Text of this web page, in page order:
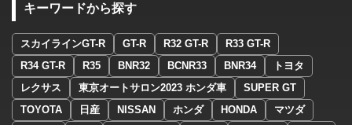
キーワードから探す
スカイラインGT-R GT-R R32 GT-R
R33 GT-R
R34 GT-R
R35 BNR32 BCNR33 BNR34
トヨタ
レクサス
東京オートサロン2023 ホンダ車
SUPER GT
TOYOTA
日産 NISSAN ホンダ HONDA
マツダ